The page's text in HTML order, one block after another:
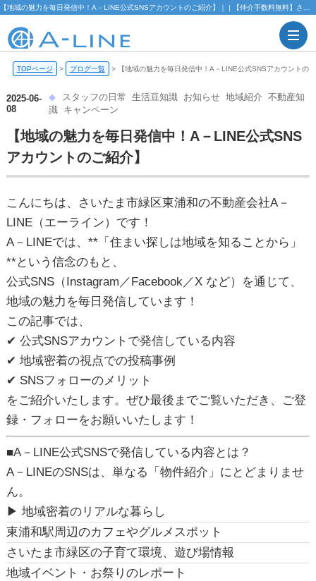
TOPページ > ブログ一覧 > 【地域の魅力を毎日発信中！A－LINE公式SNSアカウントの
2025-06-
08
スタッフの日常 生活豆知識 お知らせ 地域紹介
不動産知
識 キャンペーン
【地域の魅力を毎日発信中！A－LINE公式SNS
アカウントのご紹介】
こんにちは、さいたま市緑区東浦和の不動産会社A－
LINE（エーライン）です！
A－LINEでは、**「住まい探しは地域を知ることから」
**という信念のもと、
公式SNS（Instagram／Facebook／X など）を通じて、
地域の魅力を毎日発信しています！
この記事では、
✔ 公式SNSアカウントで発信している内容
✔ 地域密着の視点での投稿事例
✔ SNSフォローのメリット
をご紹介いたします。ぜひ最後までご覧いただき、ご登
録・フォローをお願いいたします！
■A－LINE公式SNSで発信している内容とは？
A－LINEのSNSは、単なる「物件紹介」にとどまりませ
ん。
▶ 地域密着のリアルな暮らし
東浦和駅周辺のカフェやグルメスポット
さいたま市緑区の子育て環境、遊び場情報
地域イベント・お祭りのレポート